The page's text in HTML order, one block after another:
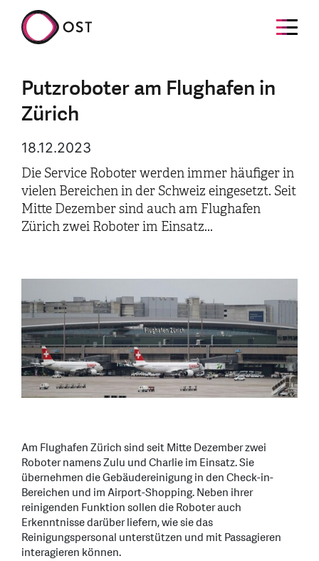
Putzroboter am Flughafen in
Zürich
18.12.2023
Die Service Roboter werden immer häufiger in
vielen Bereichen in der Schweiz eingesetzt. Seit
Mitte Dezember sind auch am Flughafen
Zürich zwei Roboter im Einsatz...
Am Flughafen Zürich sind seit Mitte Dezember zwei
Roboter namens Zulu und Charlie im Einsatz. Sie
übernehmen die Gebäudereinigung in den Check-in-
Bereichen und im Airport-Shopping. Neben ihrer
reinigenden Funktion sollen die Roboter auch
Erkenntnisse darüber liefern, wie sie das
Reinigungspersonal unterstützen und mit Passagieren
interagieren können.